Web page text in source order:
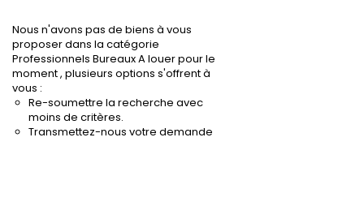
Nous n'avons pas de biens à vous
proposer dans la catégorie
Professionnels Bureaux A louer pour le
moment , plusieurs options s'offrent à
vous :
Re-soumettre la recherche avec
moins de critères.
Transmettez-nous votre demande